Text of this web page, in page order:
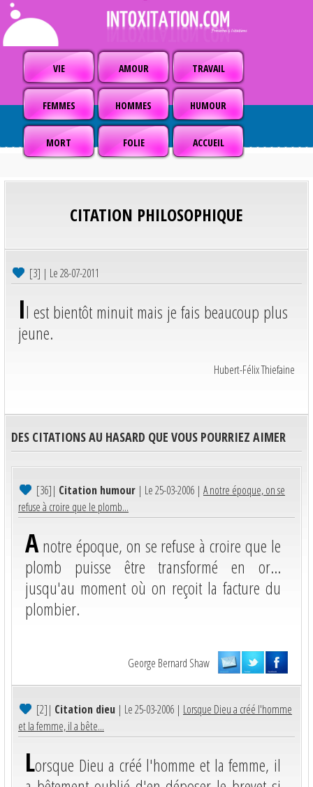
VIE AMOUR TRAVAIL
FEMMES HOMMES HUMOUR
MORT FOLIE ACCUEIL
CITATION PHILOSOPHIQUE
[3] | Le 28-07-2011
Il est bientôt minuit mais je fais beaucoup plus
jeune.
Hubert-Félix Thiefaine
DES CITATIONS AU HASARD QUE VOUS POURRIEZ AIMER
[36]| Citation humour | Le 25-03-2006 | A notre époque, on se
refuse à croire que le plomb...
Anotre époque, on se refuse à croire que le
plomb puisse être transformé en or...
jusqu'au moment où on reçoit la facture du
plombier.
George Bernard Shaw
[2]| Citation dieu | Le 25-03-2006 | Lorsque Dieu a créé l'homme
et la femme, il a bête...
Lorsque Dieu a créé l'homme et la femme, il